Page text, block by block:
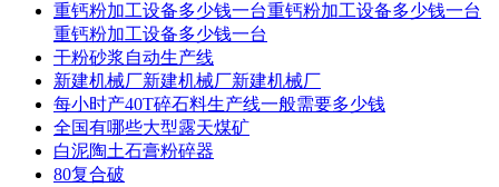
重钙粉加工设备多少钱一台重钙粉加工设备多少钱一台
重钙粉加工设备多少钱一台
干粉砂浆自动生产线
新建机械厂新建机械厂新建机械厂
每小时产40T碎石料生产线一般需要多少钱
全国有哪些大型露天煤矿
白泥陶土石膏粉碎器
80复合破